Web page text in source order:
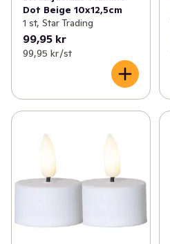
Dot Beige 10x12,5cm
1 st, Star Trading
99,95 kr
99,95 kr /st